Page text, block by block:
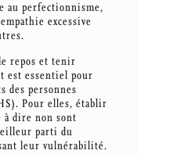
au perfectionnisme,
excessive
repos et tenir
est essentiel pour
des personnes
Pour elles, établir
à dire non sont
parti du
leur vulnérabilité.